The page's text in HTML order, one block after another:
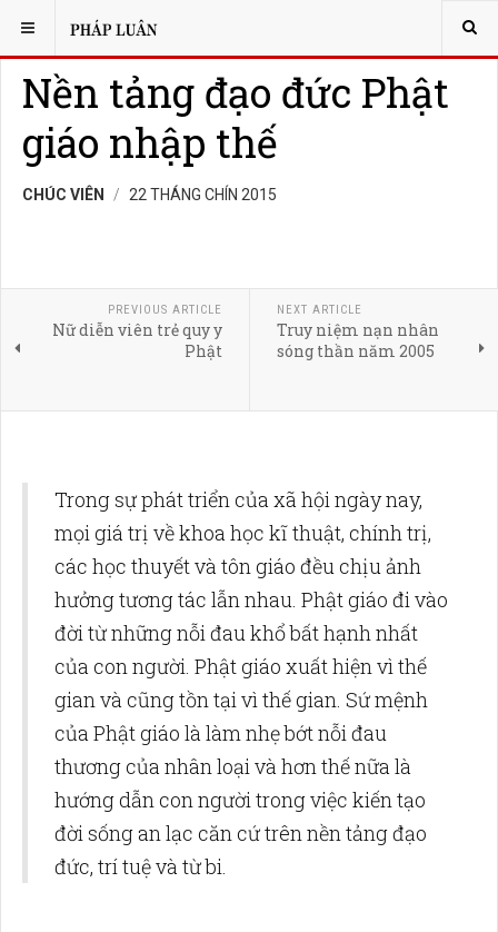
BẠN ĐANG Ở: XÃ HỘI HỌC
Nền tảng đạo đức Phật
giáo nhập thế
CHÚC VIÊN 22 THÁNG CHÍN 2015
PREVIOUS ARTICLE
Nữ diễn viên trẻ quy y
Phật
NEXT ARTICLE
Truy niệm nạn nhân
sóng thần năm 2005
Trong sự phát triển của xã hội ngày nay,
mọi giá trị về khoa học kĩ thuật, chính trị,
các học thuyết và tôn giáo đều chịu ảnh
hưởng tương tác lẫn nhau. Phật giáo đi vào
đời từ những nỗi đau khổ bất hạnh nhất
của con người. Phật giáo xuất hiện vì thế
gian và cũng tồn tại vì thế gian. Sứ mệnh
của Phật giáo là làm nhẹ bớt nỗi đau
thương của nhân loại và hơn thế nữa là
hướng dẫn con người trong việc kiến tạo
đời sống an lạc căn cứ trên nền tảng đạo
đức, trí tuệ và từ bi.